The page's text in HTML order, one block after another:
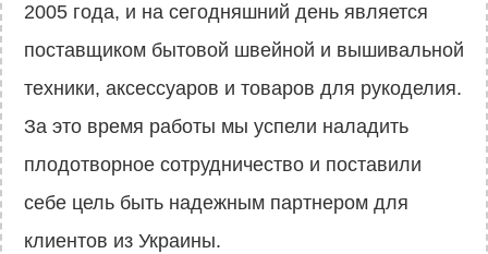
2005 года, и на сегодняшний день является
поставщиком бытовой швейной и вышивальной
техники, аксессуаров и товаров для рукоделия.
За это время работы мы успели наладить
плодотворное сотрудничество и поставили
себе цель быть надежным партнером для
клиентов из Украины.